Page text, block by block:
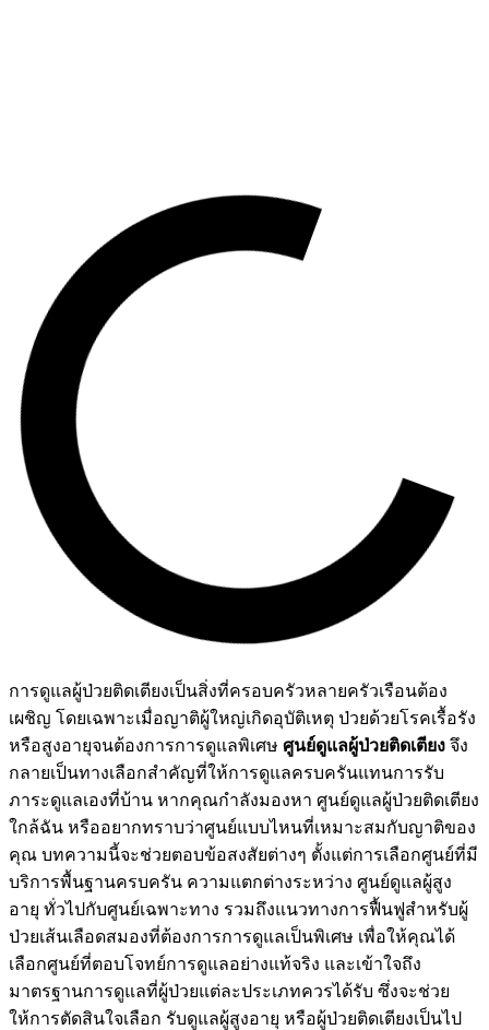
การดูแลผู้ป่วยติดเตียงเป็นสิ่งที่ครอบครัวหลายครัวเรือนต้อง
เผชิญ โดยเฉพาะเมื่อญาติผู้ใหญ่เกิดอุบัติเหตุ ป่วยด้วยโรคเรื้อรัง
หรือสูงอายุจนต้องการการดูแลพิเศษ ศูนย์ดูแลผู้ป่วยติดเตียง จึง
กลายเป็นทางเลือกสำคัญที่ให้การดูแลครบครันแทนการรับ
ภาระดูแลเองที่บ้าน หากคุณกำลังมองหา ศูนย์ดูแลผู้ป่วยติดเตียง
ใกล้ฉัน หรืออยากทราบว่าศูนย์แบบไหนที่เหมาะสมกับญาติของ
คุณ บทความนี้จะช่วยตอบข้อสงสัยต่างๆ ตั้งแต่การเลือกศูนย์ที่มี
บริการพื้นฐานครบครัน ความแตกต่างระหว่าง ศูนย์ดูแลผู้สูง
อายุ ทั่วไปกับศูนย์เฉพาะทาง รวมถึงแนวทางการฟื้นฟูสำหรับผู้
ป่วยเส้นเลือดสมองที่ต้องการการดูแลเป็นพิเศษ เพื่อให้คุณได้
เลือกศูนย์ที่ตอบโจทย์การดูแลอย่างแท้จริง และเข้าใจถึง
มาตรฐานการดูแลที่ผู้ป่วยแต่ละประเภทควรได้รับ ซึ่งจะช่วย
ให้การตัดสินใจเลือก รับดูแลผู้สูงอายุ หรือผู้ป่วยติดเตียงเป็นไป